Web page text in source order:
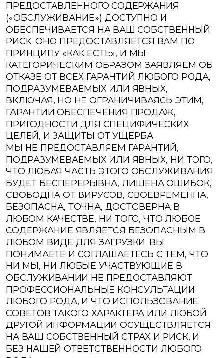
ПРЕДОСТАВЛЕННОГО СОДЕРЖАНИЯ
(«ОБСЛУЖИВАНИЕ») ДОСТУПНО И
ОБЕСПЕЧИВАЕТСЯ НА ВАШ СОБСТВЕННЫЙ
РИСК. ОНО ПРЕДОСТАВЛЯЕТСЯ ВАМ ПО
ПРИНЦИПУ «КАК ЕСТЬ», И МЫ
КАТЕГОРИЧЕСКИМ ОБРАЗОМ ЗАЯВЛЯЕМ ОБ
ОТКАЗЕ ОТ ВСЕХ ГАРАНТИЙ ЛЮБОГО РОДА,
ПОДРАЗУМЕВАЕМЫХ ИЛИ ЯВНЫХ,
ВКЛЮЧАЯ, НО НЕ ОГРАНИЧИВАЯСЬ ЭТИМ,
ГАРАНТИИ ОБЕСПЕЧЕНИЯ ПРОДАЖ,
ПРИГОДНОСТИ ДЛЯ СПЕЦИФИЧЕСКИХ
ЦЕЛЕЙ, И ЗАЩИТЫ ОТ УЩЕРБА.
МЫ НЕ ПРЕДОСТАВЛЯЕМ ГАРАНТИЙ,
ПОДРАЗУМЕВАЕМЫХ ИЛИ ЯВНЫХ, НИ ТОГО,
ЧТО ЛЮБАЯ ЧАСТЬ ЭТОГО ОБСЛУЖИВАНИЯ
БУДЕТ БЕСПЕРЕРЫВНА, ЛИШЕНА ОШИБОК,
СВОБОДНА ОТ ВИРУСОВ, СВОЕВРЕМЕННА,
БЕЗОПАСНА, ТОЧНА, ДОСТОВЕРНА В
ЛЮБОМ КАЧЕСТВЕ, НИ ТОГО, ЧТО ЛЮБОЕ
СОДЕРЖАНИЕ ЯВЛЯЕТСЯ БЕЗОПАСНЫМ В
ЛЮБОМ ВИДЕ ДЛЯ ЗАГРУЗКИ. ВЫ
ПОНИМАЕТЕ И СОГЛАШАЕТЕСЬ С ТЕМ, ЧТО
НИ МЫ, НИ ЛЮБЫЕ УЧАСТВУЮЩИЕ В
ОБСЛУЖИВАНИИ НЕ ПРЕДОСТАВЛЯЮТ
ПРОФЕССИОНАЛЬНЫЕ КОНСУЛЬТАЦИИ
ЛЮБОГО РОДА, И ЧТО ИСПОЛЬЗОВАНИЕ
СОВЕТОВ ТАКОГО ХАРАКТЕРА ИЛИ ЛЮБОЙ
ДРУГОЙ ИНФОРМАЦИИ ОСУЩЕСТВЛЯЕТСЯ
НА ВАШ СОБСТВЕННЫЙ СТРАХ И РИСК, И
БЕЗ НАШЕЙ ОТВЕТСТВЕННОСТИ ЛЮБОГО